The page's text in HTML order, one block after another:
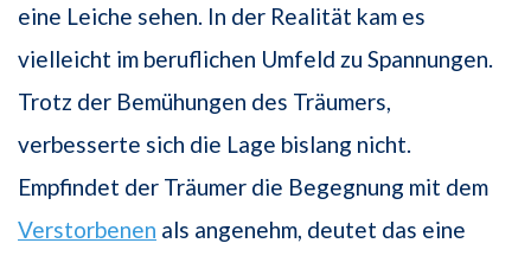
eine Leiche sehen. In der Realität kam es
vielleicht im beruflichen Umfeld zu Spannungen.
Trotz der Bemühungen des Träumers,
verbesserte sich die Lage bislang nicht.
Empfindet der Träumer die Begegnung mit dem
Verstorbenen als angenehm, deutet das eine